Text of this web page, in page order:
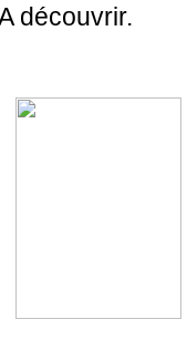
découvrir.